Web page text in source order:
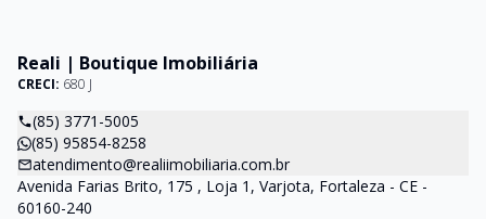
Reali | Boutique Imobiliária
CRECI: 680 J
(85) 3771-5005
(85) 95854-8258
atendimento@realiimobiliaria.com.br
Avenida Farias Brito, 175 , Loja 1, Varjota, Fortaleza - CE -
60160-240